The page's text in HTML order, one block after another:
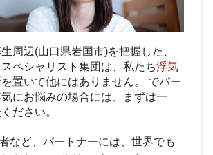
周辺(山口県岩国市)を把握した、
ペシャリスト集団は、私たち浮気
を置いて他にはありません。 でパー
気にお悩みの場合には、まずは一
ださい。
など、パートナーには、世界でも